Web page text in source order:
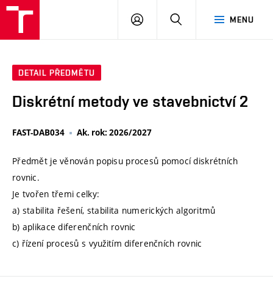
MENU
PŘIHLÁSIT
DETAIL PŘEDMĚTU
Diskrétní metody ve stavebnictví 2
FAST-DAB034 Ak. rok: 2026/2027
Předmět je věnován popisu procesů pomocí diskrétních
rovnic.
Je tvořen třemi celky:
a) stabilita řešení, stabilita numerických algoritmů
b) aplikace diferenčních rovnic
c) řízení procesů s využitím diferenčních rovnic